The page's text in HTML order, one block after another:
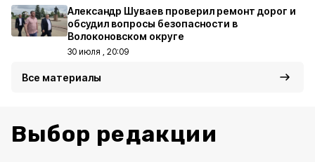
Александр Шуваев проверил ремонт дорог и
обсудил вопросы безопасности в
Волоконовском округе
30 июля , 20:09
Все материалы
Выбор редакции